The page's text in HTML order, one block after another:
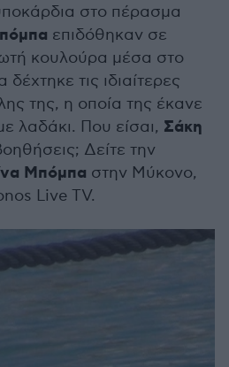
στο πέρασμα
επιδόθηκαν σε
κουλούρα μέσα στο
τις ιδιαίτερες
της, η οποία της έκανε
λαδάκι. Που είσαι, Σάκη
Δείτε την
Μπόμπα στην Μύκονο,
Live TV.